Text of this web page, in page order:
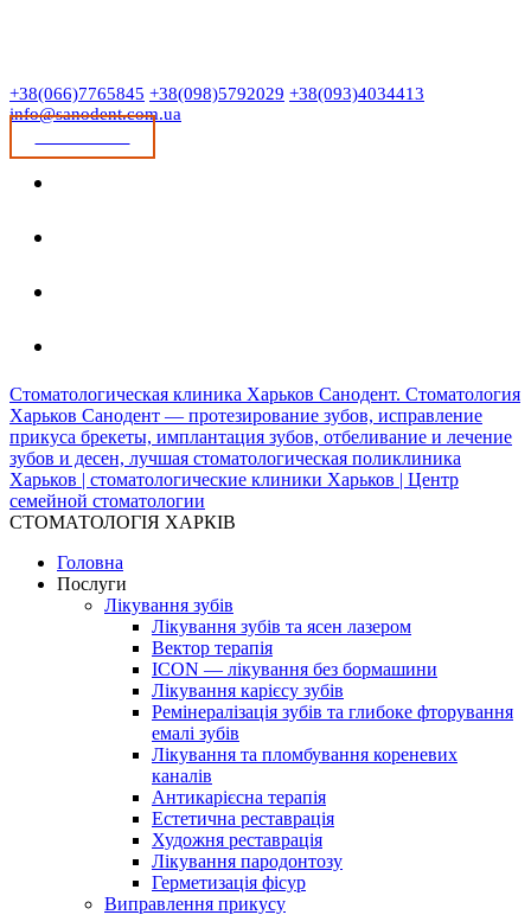
+38(066)7765845 +38(098)5792029 +38(093)4034413
info@sanodent.com.ua
Стоматологическая клиника Харьков Санодент. Стоматология
Харьков Санодент — протезирование зубов, исправление
прикуса брекеты, имплантация зубов, отбеливание и лечение
зубов и десен, лучшая стоматологическая поликлиника
Харьков | стоматологические клиники Харьков | Центр
семейной стоматологии
СТОМАТОЛОГІЯ ХАРКІВ
Головна
Послуги
Лікування зубів
Лікування зубів та ясен лазером
Вектор терапія
ICON — лікування без бормашини
Лікування карієсу зубів
Ремінералізація зубів та глибоке фторування
емалі зубів
Лікування та пломбування кореневих
каналів
Антикарієсна терапія
Естетична реставрація
Художня реставрація
Лікування пародонтозу
Герметизація фісур
Виправлення прикусу